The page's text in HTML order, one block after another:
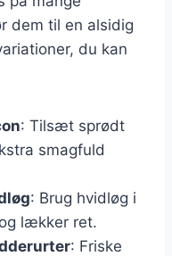
dem til en alsidig
du kan
: Tilsæt sprødt
smagfuld
: Brug hvidløg i
lækker ret.
: Friske